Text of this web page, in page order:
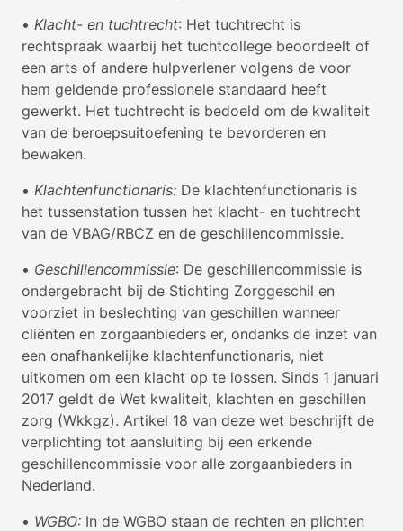
• Klacht- en tuchtrecht: Het tuchtrecht is
rechtspraak waarbij het tuchtcollege beoordeelt of
een arts of andere hulpverlener volgens de voor
hem geldende professionele standaard heeft
gewerkt. Het tuchtrecht is bedoeld om de kwaliteit
van de beroepsuitoefening te bevorderen en
bewaken.
• Klachtenfunctionaris: De klachtenfunctionaris is
het tussenstation tussen het klacht- en tuchtrecht
van de VBAG/RBCZ en de geschillencommissie.
• Geschillencommissie: De geschillencommissie is
ondergebracht bij de Stichting Zorggeschil en
voorziet in beslechting van geschillen wanneer
cliënten en zorgaanbieders er, ondanks de inzet van
een onafhankelijke klachtenfunctionaris, niet
uitkomen om een klacht op te lossen. Sinds 1 januari
2017 geldt de Wet kwaliteit, klachten en geschillen
zorg (Wkkgz). Artikel 18 van deze wet beschrijft de
verplichting tot aansluiting bij een erkende
geschillencommissie voor alle zorgaanbieders in
Nederland.
• WGBO: In de WGBO staan de rechten en plichten